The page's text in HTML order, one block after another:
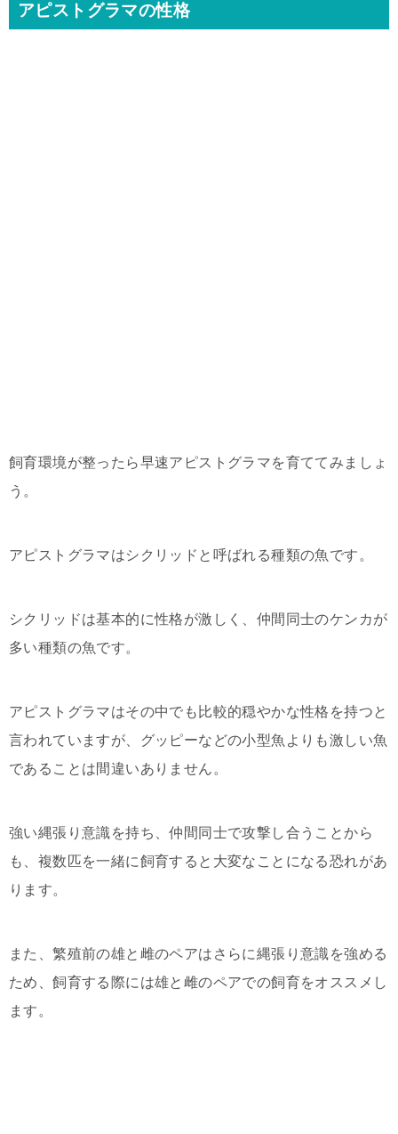
アピストグラマの性格
飼育環境が整ったら早速アピストグラマを育ててみましょ
う。
アピストグラマはシクリッドと呼ばれる種類の魚です。
シクリッドは基本的に性格が激しく、仲間同士のケンカが
多い種類の魚です。
アピストグラマはその中でも比較的穏やかな性格を持つと
言われていますが、グッピーなどの小型魚よりも激しい魚
であることは間違いありません。
強い縄張り意識を持ち、仲間同士で攻撃し合うことから
も、複数匹を一緒に飼育すると大変なことになる恐れがあ
ります。
また、繁殖前の雄と雌のペアはさらに縄張り意識を強める
ため、飼育する際には雄と雌のペアでの飼育をオススメし
ます。